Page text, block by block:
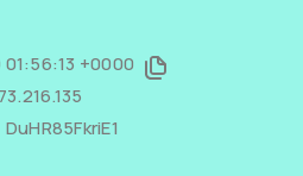
+0000
DuHR85FkriE1